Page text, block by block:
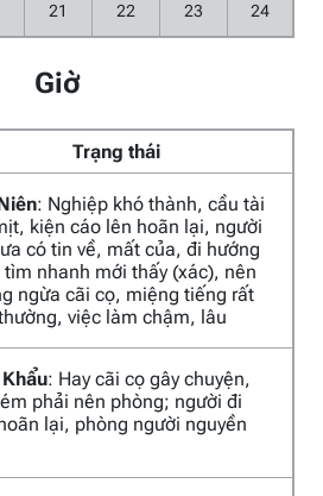
21 22 23 24
Giờ
Trạng thái
: Nghiệp khó thành, cầu tài
kiện cáo lên hoãn lại, người
có tin về, mất của, đi hướng
tìm nhanh mới thấy (xác), nên
ngừa cãi cọ, miệng tiếng rất
việc làm chậm, lâu
: Hay cãi cọ gây chuyện,
phải nên phòng; người đi
lại, phòng người nguyền